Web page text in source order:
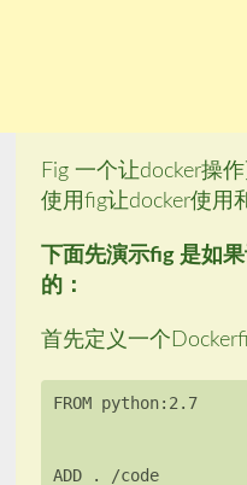
Fig 一个让docker操
使用fig让docker使用
下面先演示fig 是如
的：
首先定义一个
FROM python:2.7
ADD . /code